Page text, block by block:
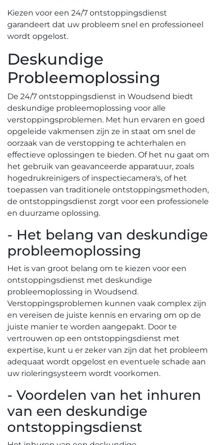
Kiezen voor een 24/7 ontstoppingsdienst
garandeert dat uw probleem snel en professioneel
wordt opgelost.​
Deskundige
Probleemoplossing
De 24/7 ontstoppingsdienst in Woudsend biedt
deskundige probleemoplossing voor alle
verstoppingsproblemen.​ Met hun ervaren en goed
opgeleide vakmensen zijn ze in staat om snel de
oorzaak van de verstopping te achterhalen en
effectieve oplossingen te bieden.​ Of het nu gaat om
het gebruik van geavanceerde apparatuur, zoals
hogedrukreinigers of inspectiecamera's, of het
toepassen van traditionele ontstoppingsmethoden,
de ontstoppingsdienst zorgt voor een professionele
en duurzame oplossing.
- Het belang van deskundige
probleemoplossing
Het is van groot belang om te kiezen voor een
ontstoppingsdienst met deskundige
probleemoplossing in Woudsend.​
Verstoppingsproblemen kunnen vaak complex zijn
en vereisen de juiste kennis en ervaring om op de
juiste manier te worden aangepakt. Door te
vertrouwen op een ontstoppingsdienst met
expertise, kunt u er zeker van zijn dat het probleem
adequaat wordt opgelost en eventuele schade aan
uw rioleringsysteem wordt voorkomen.​
- Voordelen van het inhuren
van een deskundige
ontstoppingsdienst